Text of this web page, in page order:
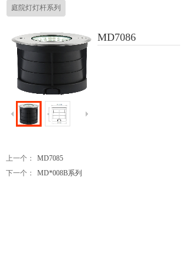
庭院灯灯杆系列
MD7086
上一个：
MD7085
下一个：
MD*008B系列